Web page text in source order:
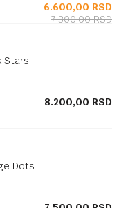
6.600,00 RSD
7.300,00RSD
Stars
8.200,00 RSD
Dots